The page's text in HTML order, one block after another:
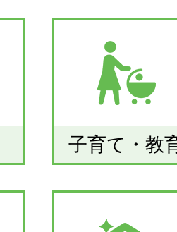
子育て・教